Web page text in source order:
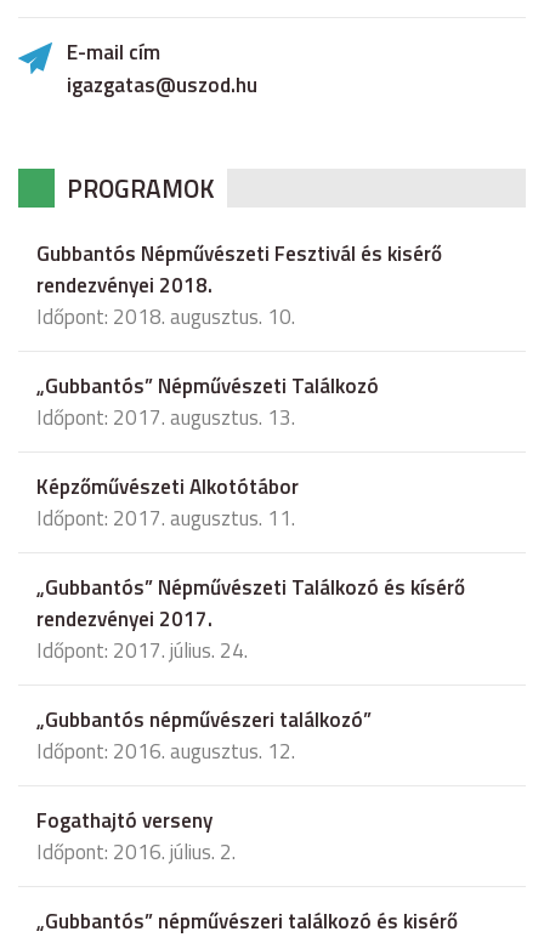
E-mail cím
igazgatas@uszod.hu
PROGRAMOK
Gubbantós Népművészeti Fesztivál és kisérő
rendezvényei 2018.
Időpont: 2018. augusztus. 10.
„Gubbantós” Népművészeti Találkozó
Időpont: 2017. augusztus. 13.
Képzőművészeti Alkotótábor
Időpont: 2017. augusztus. 11.
„Gubbantós” Népművészeti Találkozó és kísérő
rendezvényei 2017.
Időpont: 2017. július. 24.
„Gubbantós népművészeri találkozó”
Időpont: 2016. augusztus. 12.
Fogathajtó verseny
Időpont: 2016. július. 2.
„Gubbantós” népművészeri találkozó és kisérő